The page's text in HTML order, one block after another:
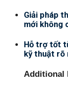
Giải pháp
mới không
Hỗ trợ tốt
kỹ thuật rõ
Additional